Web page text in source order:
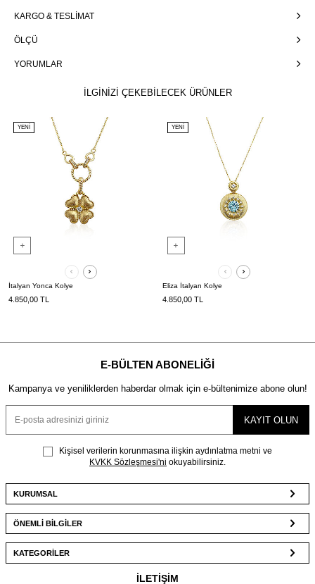
KARGO & TESLIMAT
ÖLÇÜ
YORUMLAR
İLGİNİZİ ÇEKEBİLECEK ÜRÜNLER
YENI
İtalyan Yonca Kolye
4.850,00 TL
YENI
Eliza İtalyan Kolye
4.850,00TL
E-BÜLTEN ABONELIĞI
Kampanya ve yeniliklerden haberdar olmak için e-bültenimize abone olun!
KAYIT OLUN
Kişisel verilerin korunmasına ilişkin aydınlatma metni ve
KVKK Sözleşmesi'ni okuyabilirsiniz.
KURUMSAL
ÖNEMLİ BİLGİLER
KATEGORİLER
İLETİŞİM